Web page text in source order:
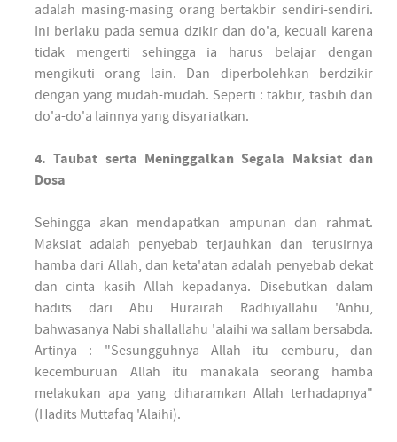
adalah masing-masing orang bertakbir sendiri-sendiri.
Ini berlaku pada semua dzikir dan do'a, kecuali karena
tidak mengerti sehingga ia harus belajar dengan
mengikuti orang lain. Dan diperbolehkan berdzikir
dengan yang mudah-mudah. Seperti : takbir, tasbih dan
do'a-do'a lainnya yang disyariatkan.
4. Taubat serta Meninggalkan Segala Maksiat dan
Dosa
Sehingga akan mendapatkan ampunan dan rahmat.
Maksiat adalah penyebab terjauhkan dan terusirnya
hamba dari Allah, dan keta'atan adalah penyebab dekat
dan cinta kasih Allah kepadanya. Disebutkan dalam
hadits dari Abu Hurairah Radhiyallahu 'Anhu,
bahwasanya Nabi shallallahu 'alaihi wa sallam bersabda.
Artinya : "Sesungguhnya Allah itu cemburu, dan
kecemburuan Allah itu manakala seorang hamba
melakukan apa yang diharamkan Allah terhadapnya"
(Hadits Muttafaq 'Alaihi).